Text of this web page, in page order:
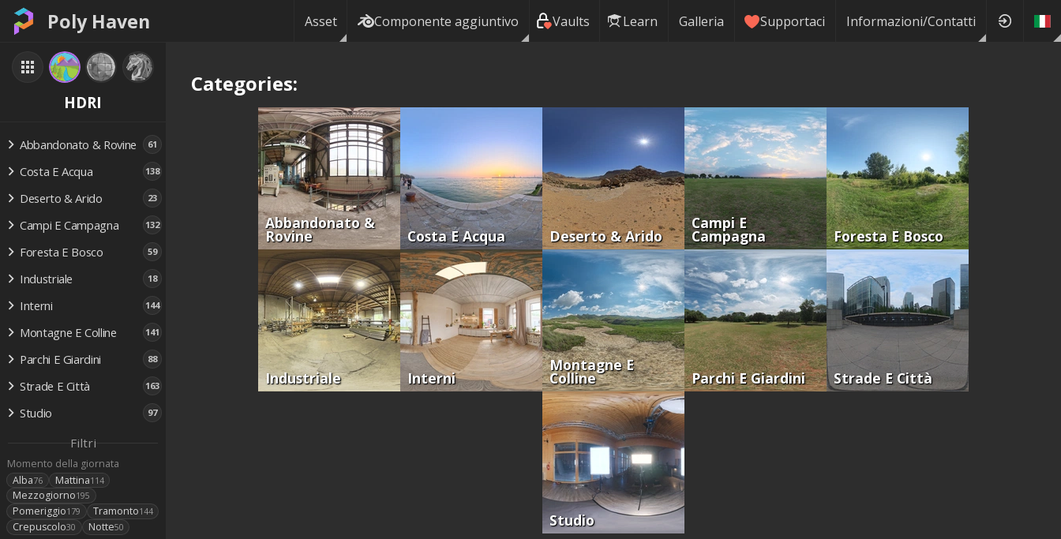
Poly Haven Asset Componente aggiuntivo Vaults Learn Galleria Supportaci Informazioni/Contatti
HDRI
Abbandonato & Rovine 61
Costa E Acqua 138
Deserto & Arido 23
Campi E Campagna 132
Foresta E Bosco 59
Industriale 18
Interni 144
Montagne E Colline 141
Parchi E Giardini 88
Strade E Città 163
Studio 97
Filtri
Momento della giornata
Alba76 Mattina114
Mezzogiorno195
Pomeriggio179 Tramonto144
Crepuscolo30 Notte50
Categories:
Abbandonato &
Rovine Costa E Acqua Deserto & Arido
Campi E
Campagna Foresta E Bosco
Industriale Interni
Montagne E
Colline Parchi E Giardini Strade E Città
Studio